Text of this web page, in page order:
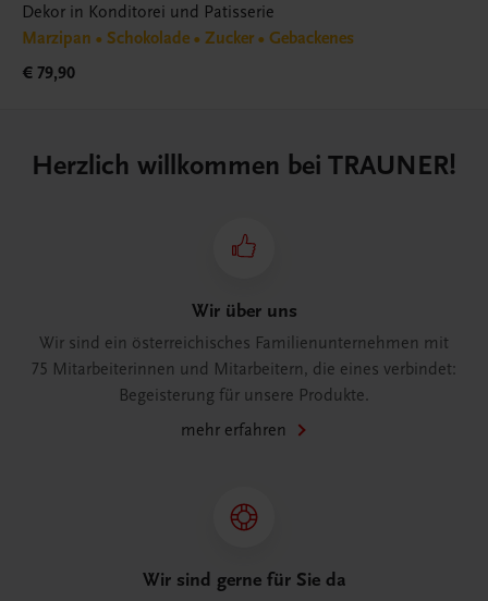
Dekor in Konditorei und Patisserie
Marzipan • Schokolade • Zucker • Gebackenes
€ 79,90
Herzlich willkommen bei TRAUNER!
Wir über uns
Wir sind ein österreichisches Familienunternehmen mit
75 Mitarbeiterinnen und Mitarbeitern, die eines verbindet:
Begeisterung für unsere Produkte.
mehr erfahren
Wir sind gerne für Sie da